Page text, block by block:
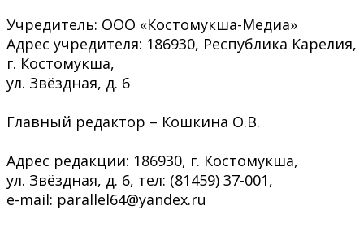
Учредитель: ООО «Костомукша-Медиа»
Адрес учредителя: 186930, Республика Карелия,
г. Костомукша,
ул. Звёздная, д. 6
Главный редактор – Кошкина О.В.
Адрес редакции: 186930, г. Костомукша,
ул. Звёздная, д. 6, тел: (81459) 37-001,
e-mail: parallel64@yandex.ru